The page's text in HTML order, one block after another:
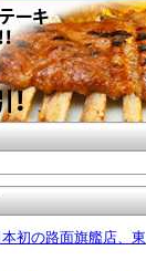
初の路面旗艦店、東